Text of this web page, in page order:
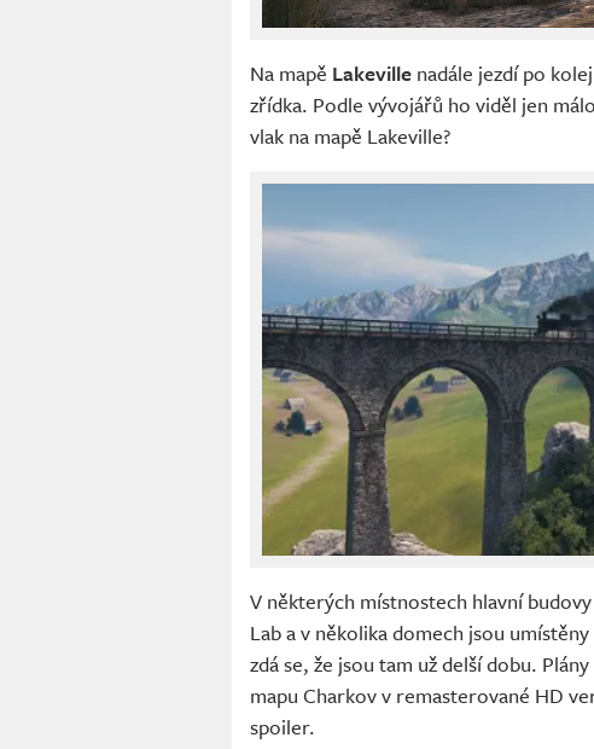
Na mapě Lakeville nadále jezdí po
zřídka. Podle vývojářů ho viděl jen
vlak na mapě Lakeville?
V některých místnostech hlavní
Lab a v několika domech jsou umístěny
zdá se, že jsou tam už delší dobu.
mapu Charkov v remasterované HD
spoiler.